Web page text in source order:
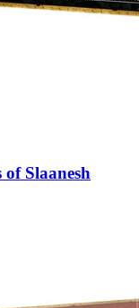
Slaanesh